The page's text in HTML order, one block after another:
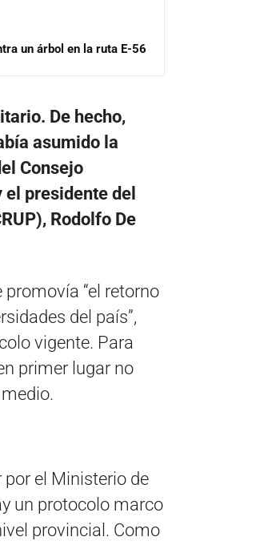
un árbol en la ruta E-56
De hecho,
asumido la
Consejo
presidente del
Rodolfo De
“el retorno
del país”,
vigente. Para
primer lugar no
por el Ministerio de
un protocolo marco
provincial. Como